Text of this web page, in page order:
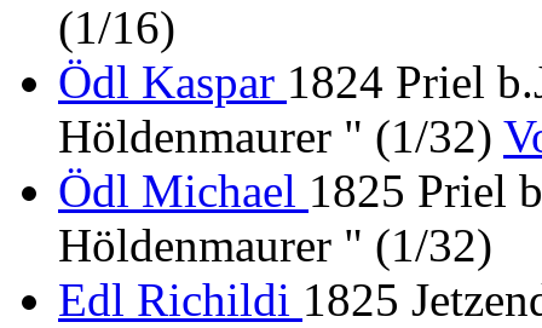
(1/16)
Ödl Kaspar 1824 Priel
Höldenmaurer " (1/32)
Ödl Michael 1825 Priel
Höldenmaurer " (1/32)
Edl Richildi 1825